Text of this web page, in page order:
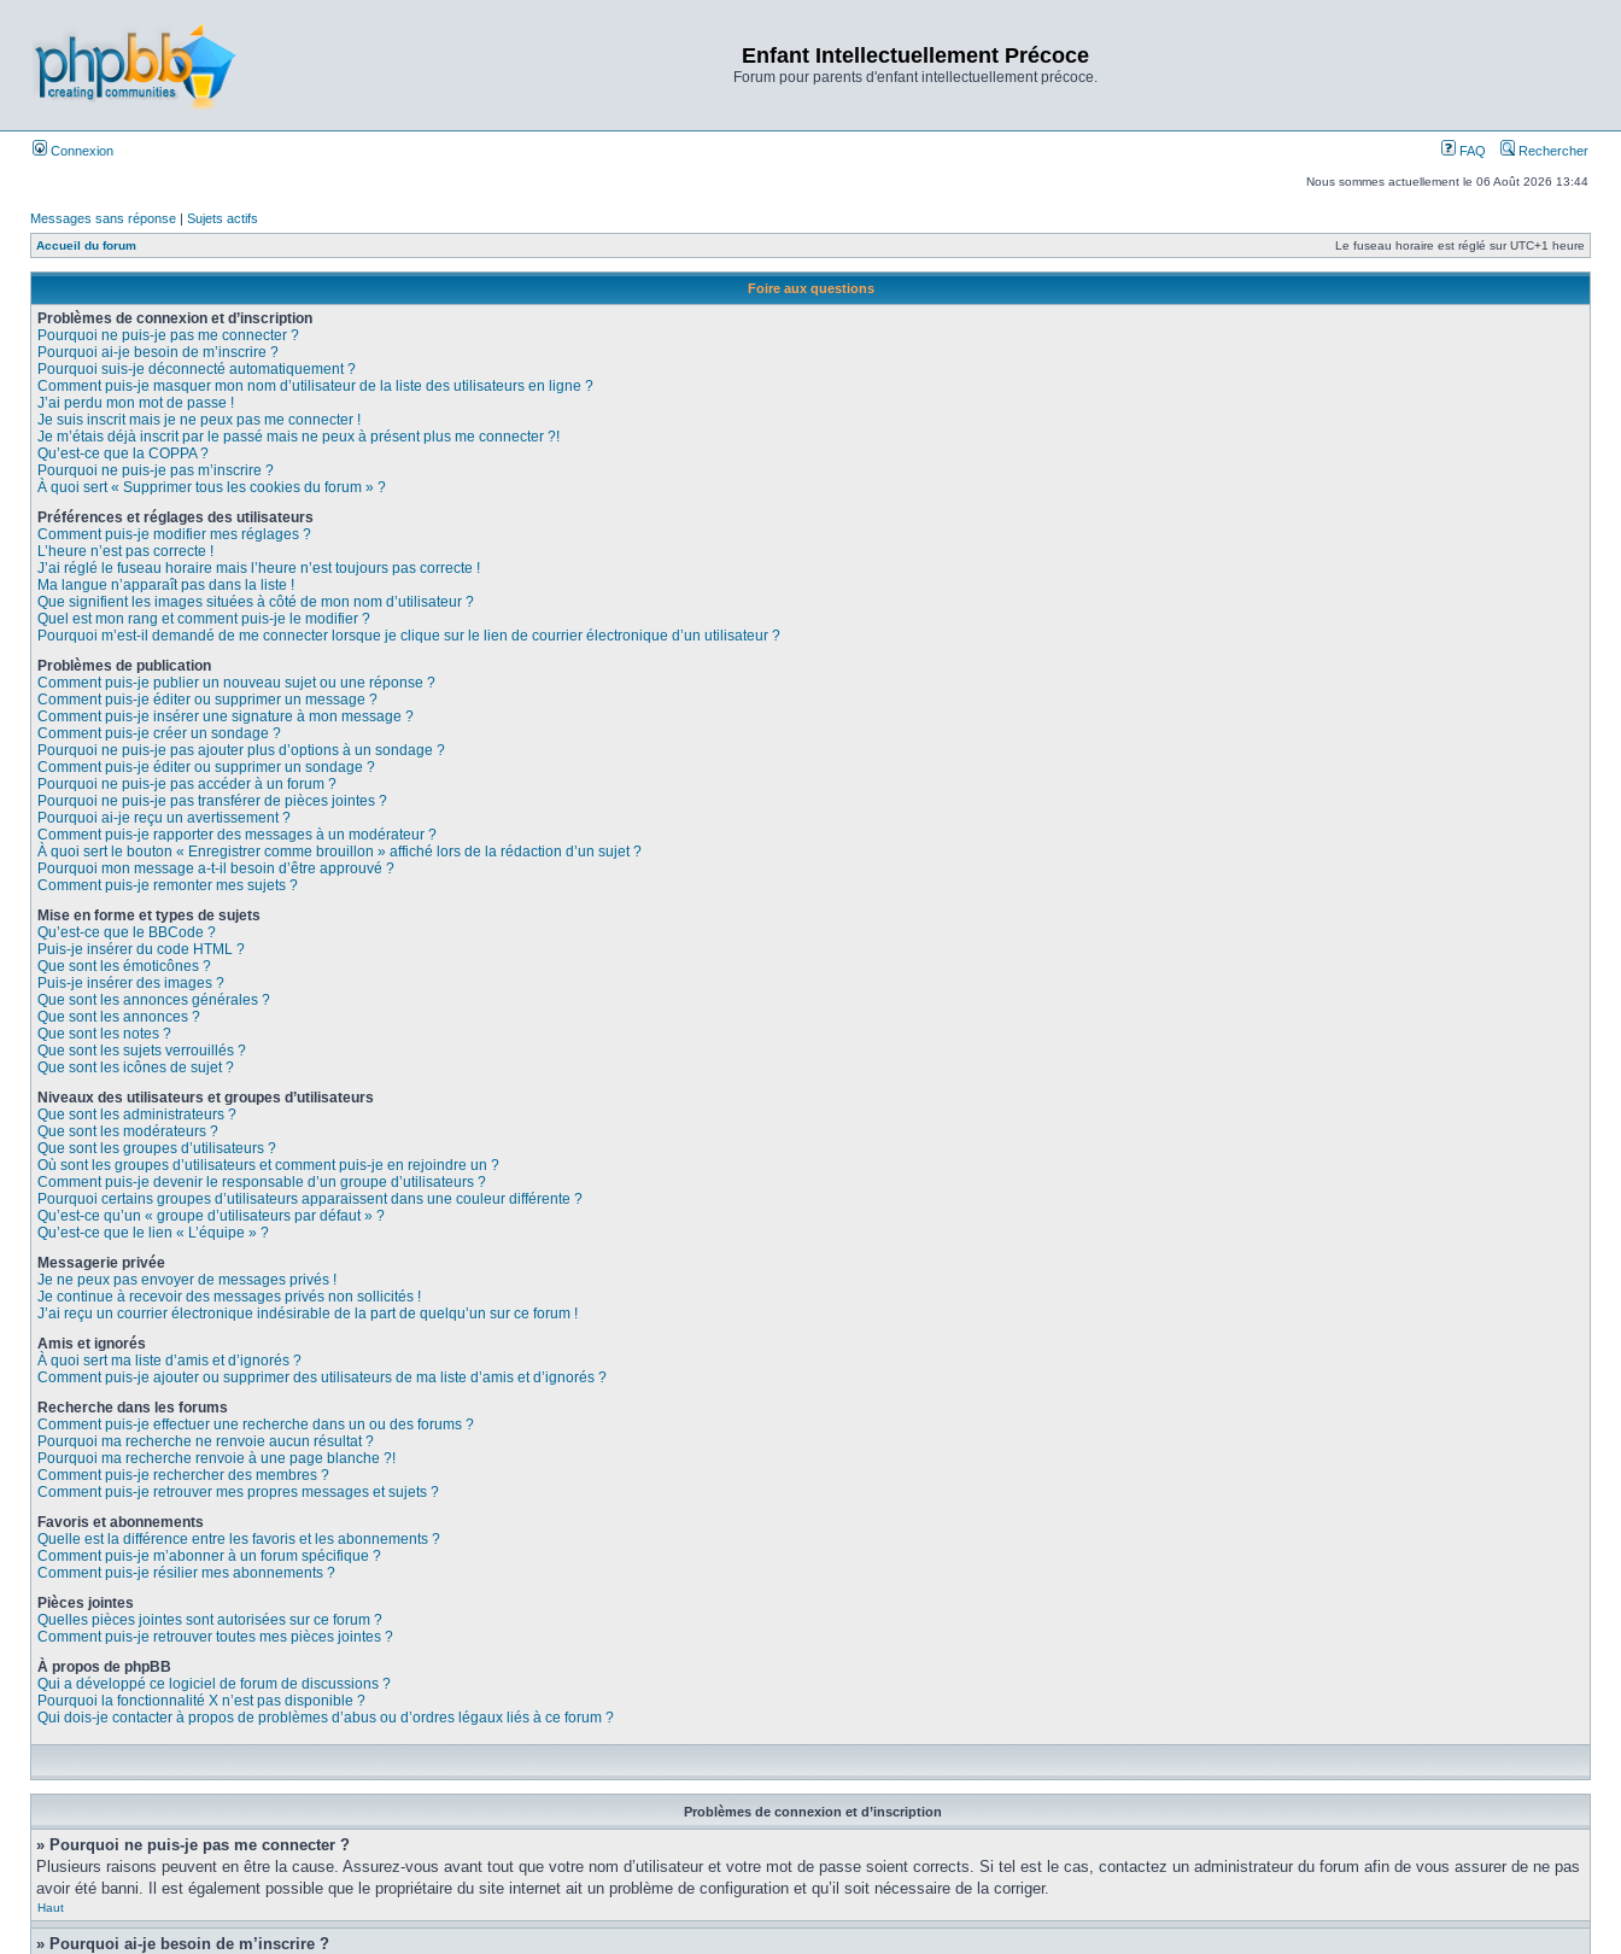
Enfant Intellectuellement Précoce
Forum pour parents d'enfant intellectuellement précoce.
Connexion FAQ Rechercher
Nous sommes actuellement le 06 Août 2026 13:44
Messages sans réponse | Sujets actifs
Accueil du forum Le fuseau horaire est réglé sur UTC+1 heure
Foire aux questions
Problèmes de connexion et d’inscription
Pourquoi ne puis-je pas me connecter ?
Pourquoi ai-je besoin de m’inscrire ?
Pourquoi suis-je déconnecté automatiquement ?
Comment puis-je masquer mon nom d’utilisateur de la liste des utilisateurs en ligne ?
J’ai perdu mon mot de passe !
Je suis inscrit mais je ne peux pas me connecter !
Je m’étais déjà inscrit par le passé mais ne peux à présent plus me connecter ?!
Qu’est-ce que la COPPA ?
Pourquoi ne puis-je pas m’inscrire ?
À quoi sert « Supprimer tous les cookies du forum » ?
Préférences et réglages des utilisateurs
Comment puis-je modifier mes réglages ?
L’heure n’est pas correcte !
J’ai réglé le fuseau horaire mais l’heure n’est toujours pas correcte !
Ma langue n’apparaît pas dans la liste !
Que signifient les images situées à côté de mon nom d’utilisateur ?
Quel est mon rang et comment puis-je le modifier ?
Pourquoi m’est-il demandé de me connecter lorsque je clique sur le lien de courrier électronique d’un utilisateur ?
Problèmes de publication
Comment puis-je publier un nouveau sujet ou une réponse ?
Comment puis-je éditer ou supprimer un message ?
Comment puis-je insérer une signature à mon message ?
Comment puis-je créer un sondage ?
Pourquoi ne puis-je pas ajouter plus d’options à un sondage ?
Comment puis-je éditer ou supprimer un sondage ?
Pourquoi ne puis-je pas accéder à un forum ?
Pourquoi ne puis-je pas transférer de pièces jointes ?
Pourquoi ai-je reçu un avertissement ?
Comment puis-je rapporter des messages à un modérateur ?
À quoi sert le bouton « Enregistrer comme brouillon » affiché lors de la rédaction d’un sujet ?
Pourquoi mon message a-t-il besoin d’être approuvé ?
Comment puis-je remonter mes sujets ?
Mise en forme et types de sujets
Qu’est-ce que le BBCode ?
Puis-je insérer du code HTML ?
Que sont les émoticônes ?
Puis-je insérer des images ?
Que sont les annonces générales ?
Que sont les annonces ?
Que sont les notes ?
Que sont les sujets verrouillés ?
Que sont les icônes de sujet ?
Niveaux des utilisateurs et groupes d’utilisateurs
Que sont les administrateurs ?
Que sont les modérateurs ?
Que sont les groupes d’utilisateurs ?
Où sont les groupes d’utilisateurs et comment puis-je en rejoindre un ?
Comment puis-je devenir le responsable d’un groupe d’utilisateurs ?
Pourquoi certains groupes d’utilisateurs apparaissent dans une couleur différente ?
Qu’est-ce qu’un « groupe d’utilisateurs par défaut » ?
Qu’est-ce que le lien « L’équipe » ?
Messagerie privée
Je ne peux pas envoyer de messages privés !
Je continue à recevoir des messages privés non sollicités !
J’ai reçu un courrier électronique indésirable de la part de quelqu’un sur ce forum !
Amis et ignorés
À quoi sert ma liste d’amis et d’ignorés ?
Comment puis-je ajouter ou supprimer des utilisateurs de ma liste d’amis et d’ignorés ?
Recherche dans les forums
Comment puis-je effectuer une recherche dans un ou des forums ?
Pourquoi ma recherche ne renvoie aucun résultat ?
Pourquoi ma recherche renvoie à une page blanche ?!
Comment puis-je rechercher des membres ?
Comment puis-je retrouver mes propres messages et sujets ?
Favoris et abonnements
Quelle est la différence entre les favoris et les abonnements ?
Comment puis-je m’abonner à un forum spécifique ?
Comment puis-je résilier mes abonnements ?
Pièces jointes
Quelles pièces jointes sont autorisées sur ce forum ?
Comment puis-je retrouver toutes mes pièces jointes ?
À propos de phpBB
Qui a développé ce logiciel de forum de discussions ?
Pourquoi la fonctionnalité X n’est pas disponible ?
Qui dois-je contacter à propos de problèmes d’abus ou d’ordres légaux liés à ce forum ?
Problèmes de connexion et d’inscription
» Pourquoi ne puis-je pas me connecter ?
Plusieurs raisons peuvent en être la cause. Assurez-vous avant tout que votre nom d’utilisateur et votre mot de passe soient corrects. Si tel est le cas, contactez un administrateur du forum afin de vous assurer de ne pas
avoir été banni. Il est également possible que le propriétaire du site internet ait un problème de configuration et qu’il soit nécessaire de la corriger.
Haut
» Pourquoi ai-je besoin de m’inscrire ?